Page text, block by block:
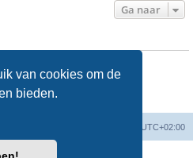
van cookies om de
bieden.
Ga naar
forum
dit forum
in dit forum
UTC+02:00
Software © phpBB Limited